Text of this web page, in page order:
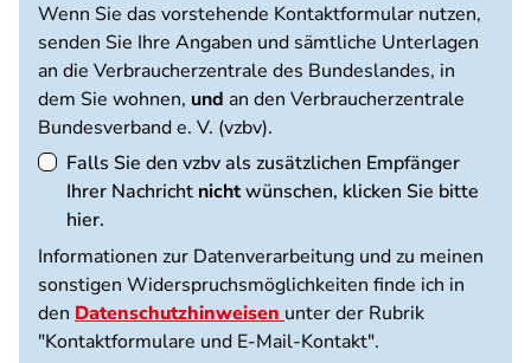
Wenn Sie das vorstehende Kontaktformular nutzen,
senden Sie Ihre Angaben und sämtliche Unterlagen
an die Verbraucherzentrale des Bundeslandes, in
dem Sie wohnen, und an den Verbraucherzentrale
Bundesverband e. V. (vzbv).
Falls Sie den vzbv als zusätzlichen Empfänger
Ihrer Nachricht nichtwünschen, klicken Sie bitte
hier.
Informationen zur Datenverarbeitung und zu meinen
sonstigen Widerspruchsmöglichkeiten finde ich in
den Datenschutzhinweisen unter der Rubrik
"Kontaktformulare und E-Mail-Kontakt".